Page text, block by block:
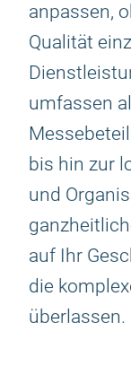
anpassen,
Qualität
umfassen
bis hin zur
und
auf Ihr
die
überlassen.